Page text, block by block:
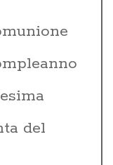
del